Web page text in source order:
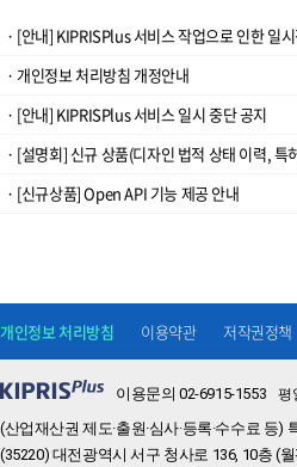
· 개인정보 처리방침 개정안내
· [안내] KIPRISPlus 서비스 일시 중단 공지
· ​[신규상품] Open API 기능 제공 안내
이용문의 02-6915-1553 평
(산업재산권 제도·출원·심사·등록·수수료 등)
(35220) 대전광역시 서구 청사로 136, 10층 (
개인정보 처리방침 이용약관 저작권정책